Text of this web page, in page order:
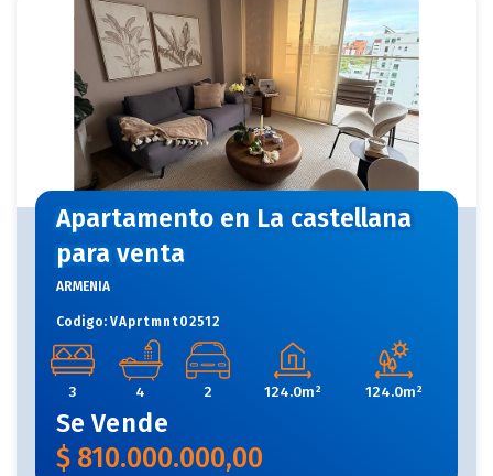
Apartamento en La castellana
para venta
ARMENIA
Codigo: VAprtmnt02512
3 4 2 124.0m² 124.0m²
Se Vende
$ 810.000.000,00